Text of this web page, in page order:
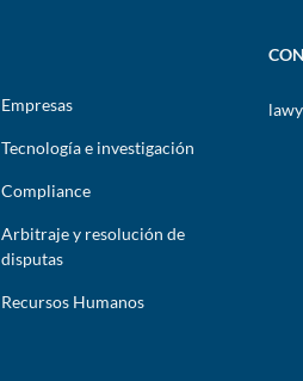
Empresas
Tecnología e investigación
Compliance
Arbitraje y resolución de
disputas
Recursos Humanos